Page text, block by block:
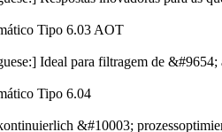
Tipo 6.03 AOT
Tipo 6.04